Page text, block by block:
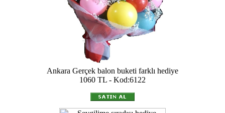
Ankara Gerçek balon buketi farklı hediye
1060 TL - Kod:6122